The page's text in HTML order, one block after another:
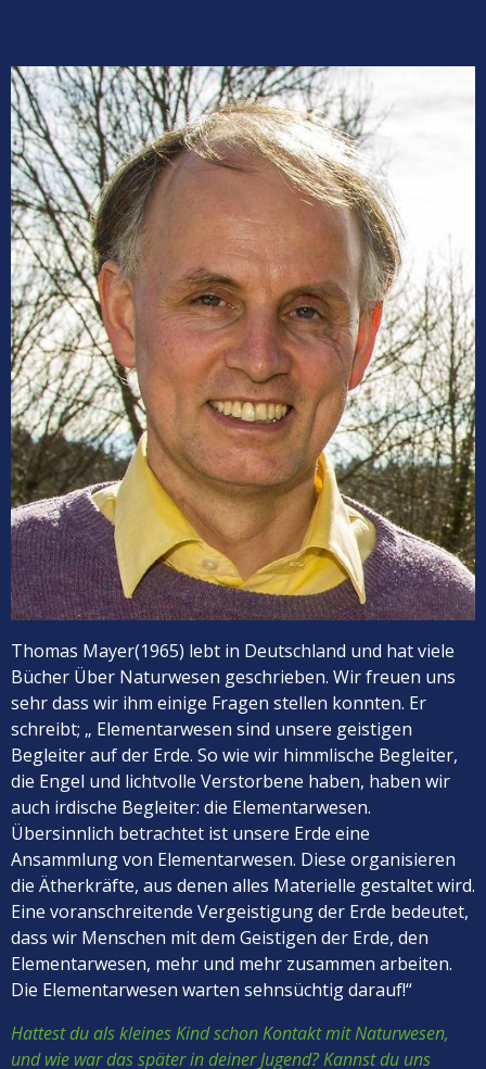
Thomas Mayer(1965) lebt in Deutschland und hat viele
Bücher Über Naturwesen geschrieben. Wir freuen uns
sehr dass wir ihm einige Fragen stellen konnten. Er
schreibt; „ Elementarwesen sind unsere geistigen
Begleiter auf der Erde. So wie wir himmlische Begleiter,
die Engel und lichtvolle Verstorbene haben, haben wir
auch irdische Begleiter: die Elementarwesen.
Übersinnlich betrachtet ist unsere Erde eine
Ansammlung von Elementarwesen. Diese organisieren
die Ätherkräfte, aus denen alles Materielle gestaltet wird.
Eine voranschreitende Vergeistigung der Erde bedeutet,
dass wir Menschen mit dem Geistigen der Erde, den
Elementarwesen, mehr und mehr zusammen arbeiten.
Die Elementarwesen warten sehnsüchtig darauf!“
Hattest du als kleines Kind schon Kontakt mit Naturwesen,
und wie war das später in deiner Jugend? Kannst du uns